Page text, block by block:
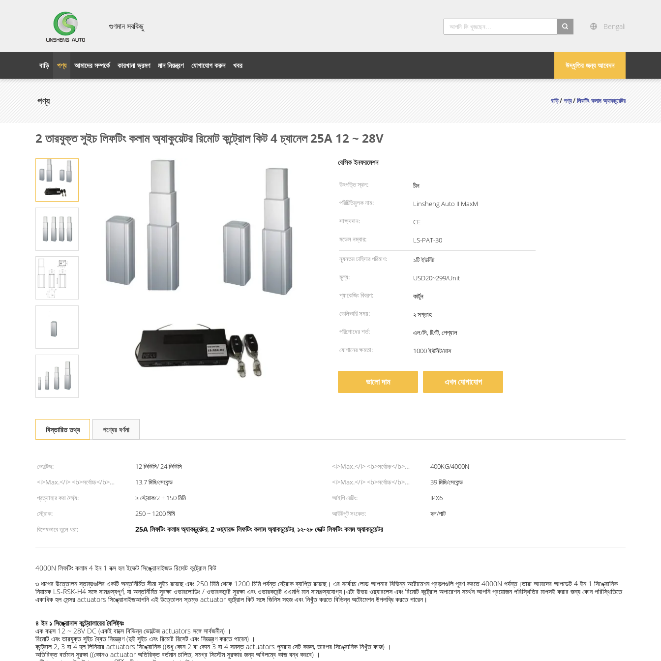
গুণমান সবকিছু Bengali
উদ্ধৃতির জন্য আবেদন
বাড়ি পণ্য আমাদের সম্পর্কে কারখানা ভ্রমণ মান নিয়ন্ত্রণ যোগাযোগ করুন খবর
পণ্য বাড়ি/পণ্য/লিফটিং কলাম অ্যাকচুয়েটর
2 তারযুক্ত সুইচ লিফটিং কলাম অ্যাকুয়েটর রিমোট কন্ট্রোল কিট 4 চ্যানেল 25A 12 ~ 28V
বেসিক ইনফরমেশন
উৎপত্তি স্থল:
চীন
পরিচিতিমুলক নাম:
Linsheng Auto II MaxM
সাক্ষ্যদান:
CE
মডেল নম্বার:
LS-PAT-30
ন্যূনতম চাহিদার পরিমাণ:
১টি ইউনিট
মূল্য:
USD20~299/Unit
প্যাকেজিং বিবরণ:
কার্টুন
ডেলিভারি সময়:
২ সপ্তাহ
পরিশোধের শর্ত:
এল/সি, টি/টি, পেপ্যাল
যোগানের ক্ষমতা:
1000 ইউনিট/মাস
ভালো দাম এখন যোগাযোগ
বিস্তারিত তথ্য পণ্যের বর্ণনা
ভোল্টেজ: 12 ভিডিসি/ 24 ভিডিসি
<i>Max.</i> <b>সর্বোচ্চ</b>
<i>load</i> <b>ভার</b>:
400KG/4000N
<i>Max.</i> <b>সর্বোচ্চ</b>
<i>speed at max.</i> <b>সর্বোচ্চ
গতি</b> <i>load</i> <b>ভার</b>:
13.7 মিমি/সেকেন্ড
<i>Max.</i> <b>সর্বোচ্চ</b>
<i>speed at no load</i> <b>কোন
লোড এ গতি</b>:
39 মিমি/সেকেন্ড
প্রত্যাহার করা দৈর্ঘ্য:
≥ স্ট্রোক/2 + 150 মিমি আইপি রেটিং:
IPX6
স্ট্রোক:
250 ~ 1200 মিমি আউটপুট সংকেত:
হল/পাট
বিশেষভাবে তুলে ধরা:
25A লিফটিং কলাম অ্যাকচুয়েটর, 2 ওয়্যারড লিফটিং কলাম অ্যাকচুয়েটর, ১২-২৮ ভোল্ট লিফটিং কলম অ্যাকচুয়েটর
4000N লিফটিং কলাম 4 ইন 1 বক্স হল ইফেক্ট সিঙ্ক্রোনাইজড রিমোট কন্ট্রোল কিট
৩ ধাপের উত্তোলন স্তম্ভগুলির একটি অন্তর্নির্মিত সীমা সুইচ রয়েছে এবং 250 মিমি থেকে 1200 মিমি পর্যন্ত স্ট্রোক ব্যাপ্তি রয়েছে। এর সর্বোচ্চ লোড আপনার বিভিন্ন অটোমেশন প্রকল্পগুলি পূরণ করতে 4000N পর্যন্ত।তারা আমাদের আপডেট 4 ইন 1 সিঙ্ক্রোনিক
নিয়ামক LS-RSK-H4 সঙ্গে সামঞ্জস্যপূর্ণ, যা অন্তর্নির্মিত সুরক্ষা ওভারলোডিং / ওভারকরেন্ট সুরক্ষা এবং ওভারকরেন্ট এএমপি মান সামঞ্জস্যযোগ্য।এটা উভয় ওয়্যারলেস এবং রিমোট কন্ট্রোল অপারেশন সমর্থন আপনি প্রয়োজন পরিস্থিতির মাপসই করার জন্য কোন পরিস্থিতিতে
একাধিক হল সেন্সর actuators সিঙ্ক্রোনাইজআপনি এই উত্তোলন স্তম্ভ actuator কন্ট্রোল কিট সঙ্গে জিনিস সহজ এবং নিখুঁত করতে বিভিন্ন অটোমেশন উপলব্ধি করতে পারেন।
৪ ইন ১ সিঙ্ক্রোনাস কন্ট্রোলারের বৈশিষ্ট্যঃ
এক বাক্সে 12 ~ 28V DC (একই বাক্সে বিভিন্ন ভোল্টেজ actuators সঙ্গে সার্বজনীন) ।
রিমোট এবং তারযুক্ত সুইচ দ্বৈত নিয়ন্ত্রণ (দুই সুইচ এবং রিমোট রিসেট এবং নিয়ন্ত্রণ করতে পারেন) ।
কন্ট্রোল 2, 3 বা 4 হল লিনিয়ার actuators সিঙ্ক্রোনিক ((শুধু কোন 2 বা কোন 3 বা 4 সমস্ত actuators পুনরায় সেট করুন, তারপর সিঙ্ক্রোনিক নিখুঁত কাজ) ।
অতিরিক্ত বর্তমান সুরক্ষা ((কোনও actuator অতিরিক্ত বর্তমান চালিত, সমগ্র সিস্টেম সুরক্ষার জন্য অবিলম্বে কাজ বন্ধ করবে) ।